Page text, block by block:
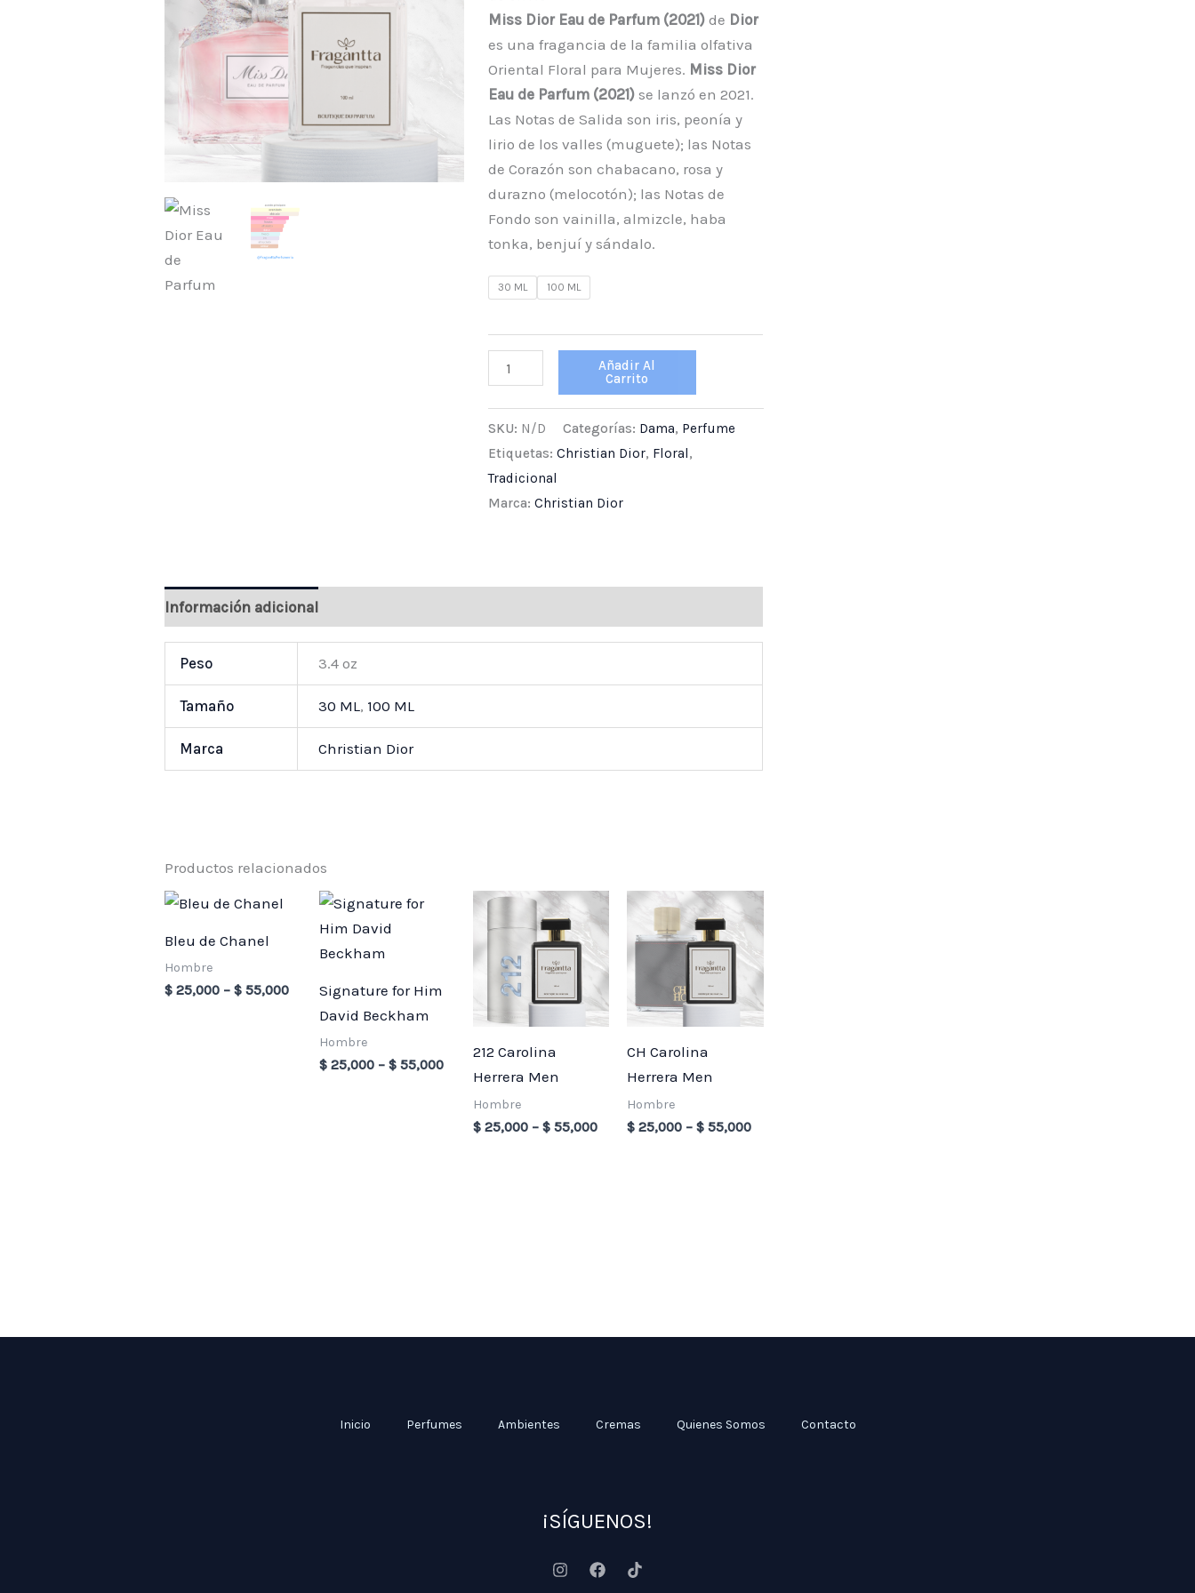
Miss Dior Eau de Parfum (2021)de Dior
es una fragancia de la familia olfativa
Oriental Floral para Mujeres. Miss Dior
Eau de Parfum (2021)se lanzó en 2021.
Las Notas de Salida son iris, peonía y
lirio de los valles (muguete); las Notas
de Corazón son chabacano, rosa y
durazno (melocotón); las Notas de
Fondo son vainilla, almizcle, haba
tonka, benjuí y sándalo.
30 ML 100 ML
cantidad
Añadir Al
Carrito
SKU: N/D Categorías: Dama, Perfume
Etiquetas: Christian Dior, Floral,
Tradicional
Marca: Christian Dior
Información adicional
Peso 3.4 oz
Tamaño 30 ML, 100 ML
Marca Christian Dior
Productos relacionados
Bleu de Chanel
Hombre
$ 25,000 – $ 55,000
Price
$ 25,000
through
Signature for Him
David Beckham
Hombre
$25,000 – $55,000
Price
$ 25,000
$ 55,000
212 Carolina
Herrera Men
Hombre
$ 25,000 – $ 55,000
Price
$ 25,000
through
$ 55,000
CH Carolina
Herrera Men
Hombre
$ 25,000 – $ 55,000
Price
$ 25,000
$ 55,000
Inicio Perfumes Ambientes Cremas Quienes Somos Contacto
¡SÍGUENOS!